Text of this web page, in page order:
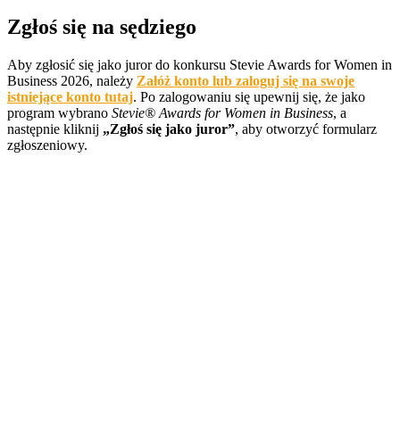
Zgłoś się na sędziego
Aby zgłosić się jako juror do konkursu Stevie Awards for Women in
Business 2026, należy Załóż konto lub zaloguj się na swoje
istniejące konto tutaj. Po zalogowaniu się upewnij się, że jako
program wybrano Stevie® Awards for Women in Business, a
następnie kliknij „Zgłoś się jako juror”, aby otworzyć formularz
zgłoszeniowy.